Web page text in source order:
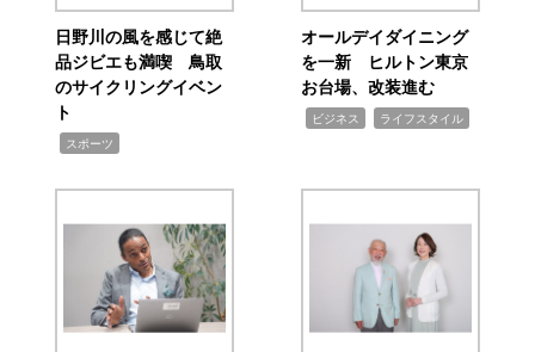
日野川の風を感じて絶
品ジビエも満喫 鳥取
のサイクリングイベン
ト
スポーツ
オールデイダイニング
を一新 ヒルトン東京
お台場、改装進む
ビジネス ライフスタイル